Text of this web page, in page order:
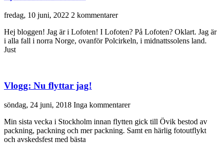
fredag, 10 juni, 2022 2 kommentarer
Hej bloggen! Jag är i Lofoten! I Lofoten? På Lofoten? Oklart. Jag är
i alla fall i norra Norge, ovanför Polcirkeln, i midnattssolens land.
Just
Vlogg: Nu flyttar jag!
söndag, 24 juni, 2018 Inga kommentarer
Min sista vecka i Stockholm innan flytten gick till Övik bestod av
packning, packning och mer packning. Samt en härlig fotoutflykt
och avskedsfest med bästa